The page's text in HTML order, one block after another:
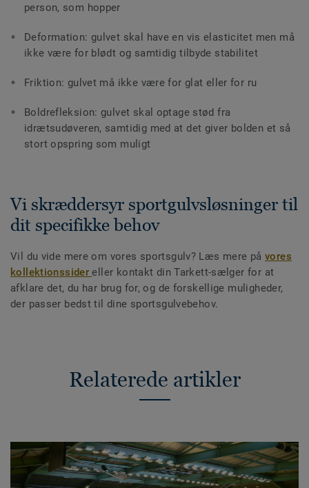
person, som hopper
Deformation: gulvet skal have en vis elasticitet men må
ikke være for blødt og samtidig tilbyde stabilitet
Friktion: gulvet må ikke være for glat eller for ru
Boldrefleksion: gulvet skal optage stød fra
idrætsudøveren, samtidig med at det giver bolden et så
stort opspring som muligt
Vi skræddersyr sportgulvsløsninger til
dit specifikke behov
Vil du vide mere om vores sportsgulv? Læs mere på vores
kollektionssider eller kontakt din Tarkett-sælger for at
afklare det, du har brug for, og de forskellige muligheder,
der passer bedst til dine sportsgulvebehov.
Relaterede artikler